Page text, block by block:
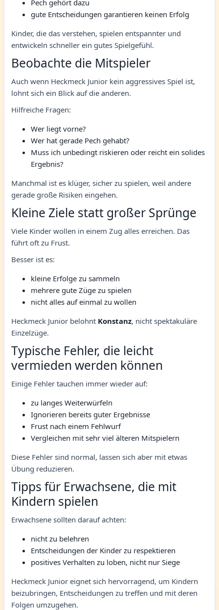
Pech gehört dazu
gute Entscheidungen garantieren keinen Erfolg
Kinder, die das verstehen, spielen entspannter und
entwickeln schneller ein gutes Spielgefühl.
Beobachte die Mitspieler
Auch wenn Heckmeck Junior kein aggressives Spiel ist,
lohnt sich ein Blick auf die anderen.
Hilfreiche Fragen:
Wer liegt vorne?
Wer hat gerade Pech gehabt?
Muss ich unbedingt riskieren oder reicht ein solides
Ergebnis?
Manchmal ist es klüger, sicher zu spielen, weil andere
gerade große Risiken eingehen.
Kleine Ziele statt großer Sprünge
Viele Kinder wollen in einem Zug alles erreichen. Das
führt oft zu Frust.
Besser ist es:
kleine Erfolge zu sammeln
mehrere gute Züge zu spielen
nicht alles auf einmal zu wollen
Heckmeck Junior belohnt Konstanz, nicht spektakuläre
Einzelzüge.
Typische Fehler, die leicht
vermieden werden können
Einige Fehler tauchen immer wieder auf:
zu langes Weiterwürfeln
Ignorieren bereits guter Ergebnisse
Frust nach einem Fehlwurf
Vergleichen mit sehr viel älteren Mitspielern
Diese Fehler sind normal, lassen sich aber mit etwas
Übung reduzieren.
Tipps für Erwachsene, die mit
Kindern spielen
Erwachsene sollten darauf achten:
nicht zu belehren
Entscheidungen der Kinder zu respektieren
positives Verhalten zu loben, nicht nur Siege
Heckmeck Junior eignet sich hervorragend, um Kindern
beizubringen, Entscheidungen zu treffen und mit deren
Folgen umzugehen.